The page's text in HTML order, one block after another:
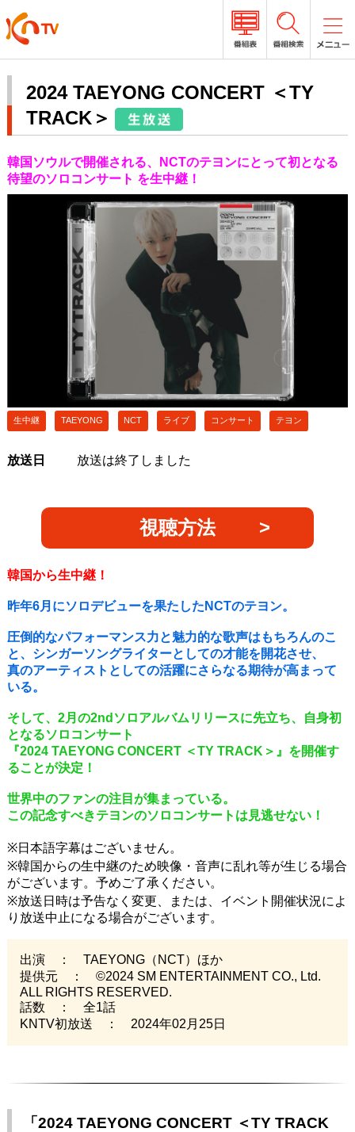
2024 TAEYONG CONCERT ＜TY
TRACK＞
韓国ソウルで開催される、NCTのテヨンにとって初となる
待望のソロコンサート を生中継！
生中継 TAEYONG NCT ライブ コンサート テヨン
放送日 放送は終了しました
視聴方法
韓国から生中継！
昨年6月にソロデビューを果たしたNCTのテヨン。
圧倒的なパフォーマンス力と魅力的な歌声はもちろんのこ
と、シンガーソングライターとしての才能を開花させ、
真のアーティストとしての活躍にさらなる期待が高まって
いる。
そして、2月の2ndソロアルバムリリースに先立ち、自身初
となるソロコンサート
『2024 TAEYONG CONCERT ＜TY TRACK＞』を開催す
ることが決定！
世界中のファンの注目が集まっている。
この記念すべきテヨンのソロコンサートは見逃せない！
※日本語字幕はございません。
※韓国からの生中継のため映像・音声に乱れ等が生じる場合
がございます。予めご了承ください。
※放送日時は予告なく変更、または、イベント開催状況によ
り放送中止になる場合がございます。
出演 ： TAEYONG（NCT）ほか
提供元 ： ©2024 SM ENTERTAINMENT CO., Ltd.
ALL RIGHTS RESERVED.
話数 ： 全1話
KNTV初放送 ： 2024年02月25日
「2024 TAEYONG CONCERT ＜TY TRACK